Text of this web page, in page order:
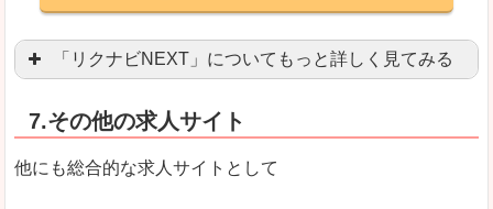
「リクナビNEXT」についてもっと詳しく見てみる
良いところ
7.その他の求人サイト
他にも総合的な求人サイトとして